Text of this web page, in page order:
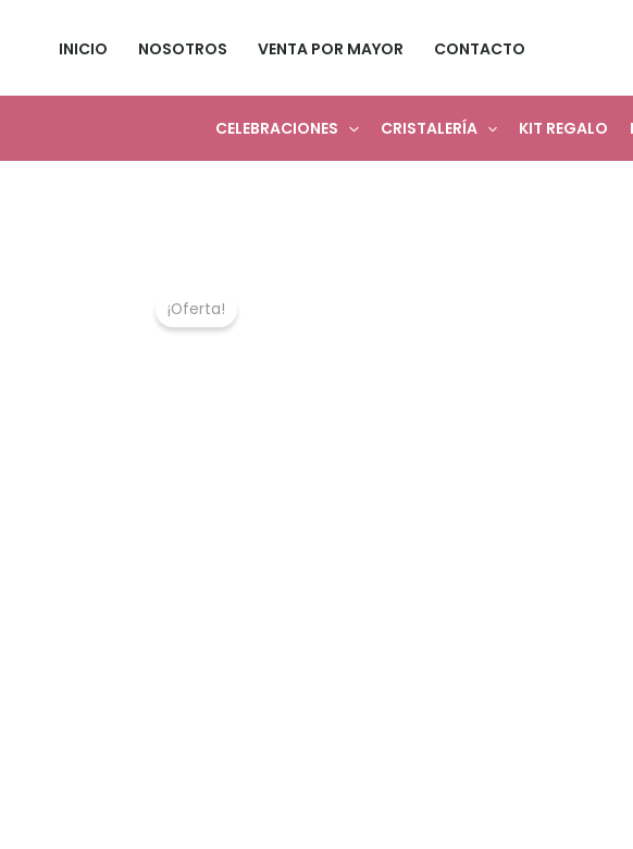
INICIO NOSOTROS VENTA POR MAYOR CONTACTO
CELEBRACIONES CRISTALERÍA KIT REGALO
¡Oferta!